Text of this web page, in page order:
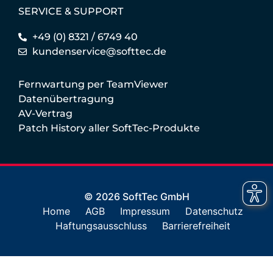
SERVICE & SUPPORT
+49 (0) 8321 / 6749 40
kundenservice@softtec.de
Fernwartung per TeamViewer
Datenübertragung
AV-Vertrag
Patch History aller SoftTec-Produkte
© 2026 SoftTec GmbH
Home
AGB Impressum
Datenschutz
Haftungsausschluss
Barrierefreiheit